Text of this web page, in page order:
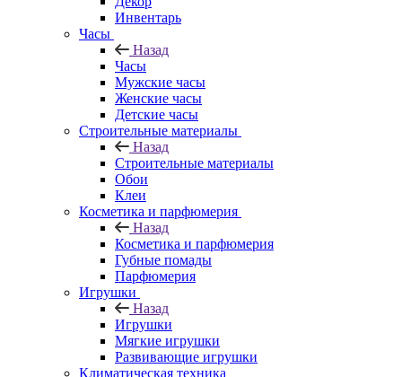
Инвентарь
Часы
Назад
Часы
Мужские часы
Женские часы
Детские часы
Строительные материалы
Назад
Строительные материалы
Обои
Клеи
Косметика и парфюмерия
Назад
Косметика и парфюмерия
Губные помады
Парфюмерия
Игрушки
Назад
Игрушки
Мягкие игрушки
Развивающие игрушки
Климатическая техника